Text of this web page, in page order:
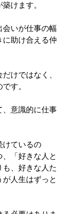
けます。
いが仕事の幅
に助け合える仲
けではなく、
す。
意識的に仕事
ているの
「好きな人と
、好きな人た
人生はずっと